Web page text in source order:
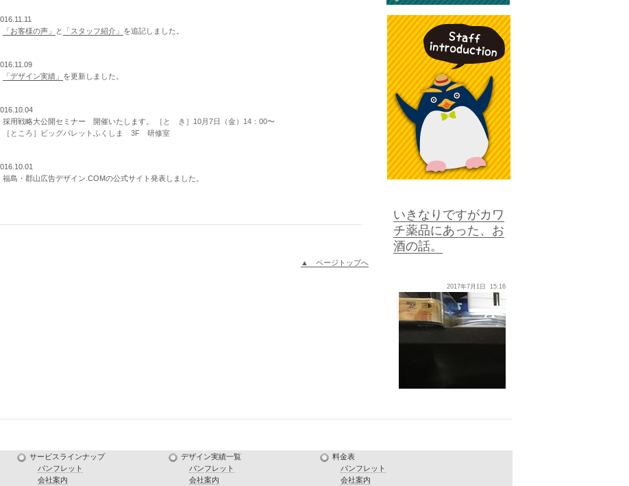
「お客様の声」
と 「スタッフ紹介」 を追記しました。
「デザイン実績」 を更新しました。
採用戦略大公開セミナー 開催いたします。
［と き］10月7日（金）14：00〜
［ところ］ビッグパレットふくしま 3F 研修室
福島・郡山広告デザイン.COMの公式サイト発表しました。
▲ ページトップへ
いきなりですがカワ
チ薬品にあった、お
酒の話。
2017年7月1日 15:16
サービスラインナップ
パンフレット
会社案内
デザイン実績一覧
パンフレット
会社案内
料金表
パンフレット
会社案内